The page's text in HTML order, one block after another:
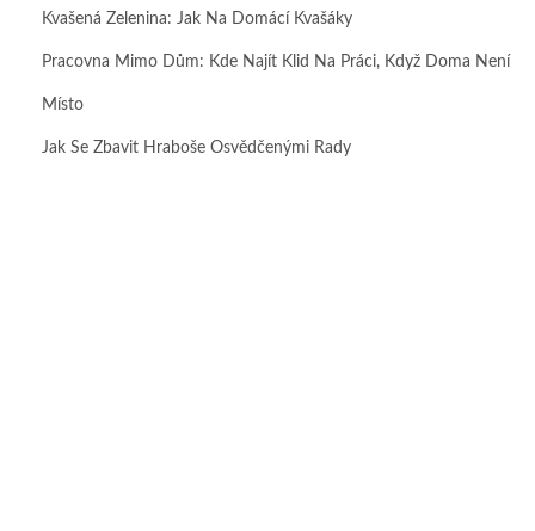
Kvašená Zelenina: Jak Na Domácí Kvašáky
Pracovna Mimo Dům: Kde Najít Klid Na Práci, Když Doma Není
Místo
Jak Se Zbavit Hraboše Osvědčenými Rady